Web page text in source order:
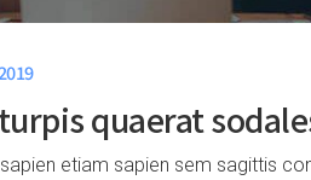
quaerat
etiam sapien sem sagittis